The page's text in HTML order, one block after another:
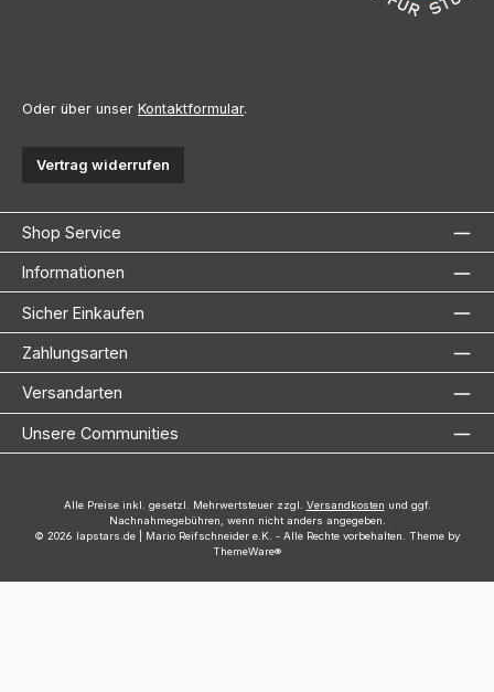
Oder über unser Kontaktformular.
Vertrag widerrufen
Shop Service
Informationen
Sicher Einkaufen
Zahlungsarten
Versandarten
Unsere Communities
Alle Preise inkl. gesetzl. Mehrwertsteuer zzgl. Versandkosten und ggf.
Nachnahmegebühren, wenn nicht anders angegeben.
© 2026 lapstars.de | Mario Reifschneider e.K. - Alle Rechte vorbehalten. Theme by
ThemeWare®